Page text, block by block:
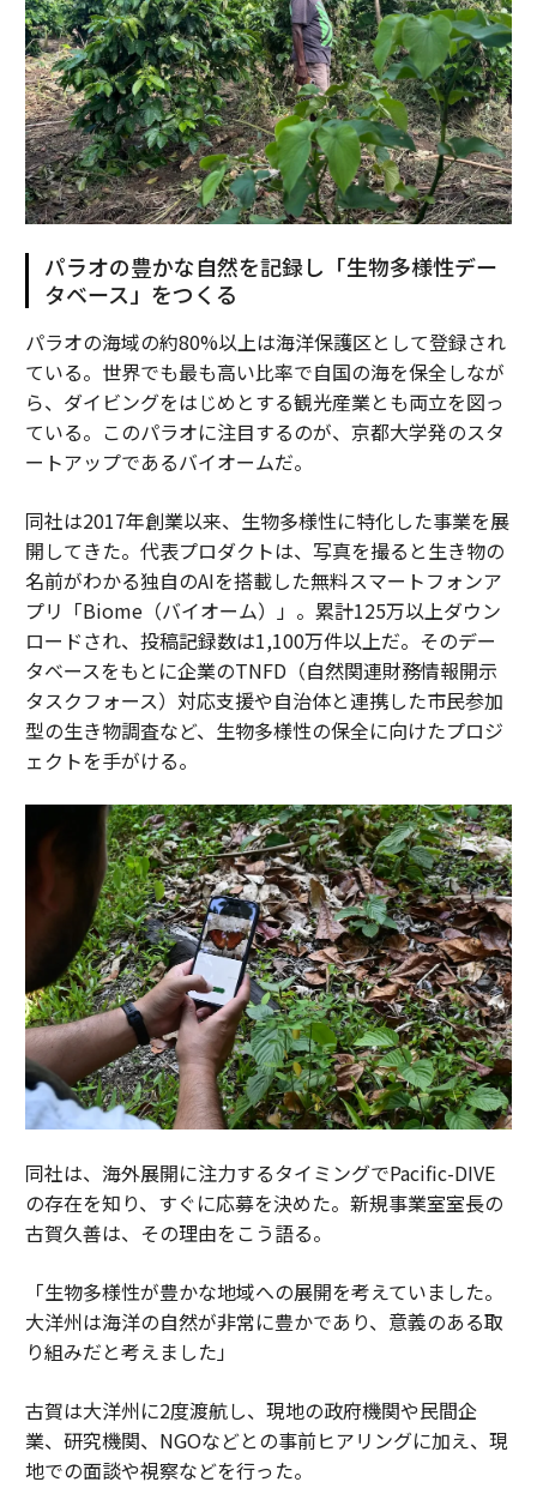
パラオの豊かな自然を記録し「生物多様性デー
タベース」をつくる
パラオの海域の約80%以上は海洋保護区として登録され
ている。世界でも最も高い比率で自国の海を保全しなが
ら、ダイビングをはじめとする観光産業とも両立を図っ
ている。このパラオに注目するのが、京都大学発のスタ
ートアップであるバイオームだ。
同社は2017年創業以来、生物多様性に特化した事業を展
開してきた。代表プロダクトは、写真を撮ると生き物の
名前がわかる独自のAIを搭載した無料スマートフォンア
プリ「Biome（バイオーム）」。累計125万以上ダウン
ロードされ、投稿記録数は1,100万件以上だ。そのデー
タベースをもとに企業のTNFD（自然関連財務情報開示
タスクフォース）対応支援や自治体と連携した市民参加
型の生き物調査など、生物多様性の保全に向けたプロジ
ェクトを手がける。
同社は、海外展開に注力するタイミングでPacific-DIVE
の存在を知り、すぐに応募を決めた。新規事業室室長の
古賀久善は、その理由をこう語る。
「生物多様性が豊かな地域への展開を考えていました。
大洋州は海洋の自然が非常に豊かであり、意義のある取
り組みだと考えました」
古賀は大洋州に2度渡航し、現地の政府機関や民間企
業、研究機関、NGOなどとの事前ヒアリングに加え、現
地での面談や視察などを行った。